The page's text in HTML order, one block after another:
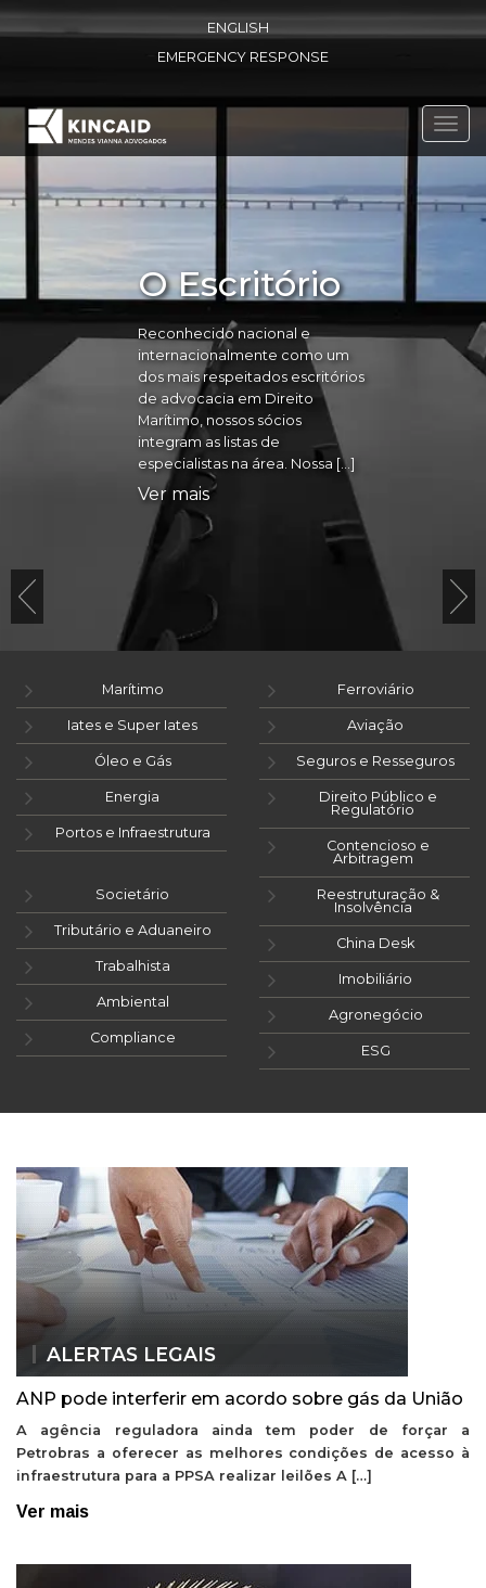
ENGLISH
EMERGENCY RESPONSE
O Escritório
Reconhecido nacional e
internacionalmente como um
dos mais respeitados escritórios
de advocacia em Direito
Marítimo, nossos sócios
integram as listas de
especialistas na área. Nossa […]
Ver mais
Marítimo
Iates e Super Iates
Óleo e Gás
Energia
Portos e Infraestrutura
Ferroviário
Aviação
Seguros e Resseguros
Direito Público e
Regulatório
Contencioso e
Arbitragem
Societário
Tributário e Aduaneiro
Trabalhista
Ambiental
Compliance
Reestruturação &
Insolvência
China Desk
Imobiliário
Agronegócio
ESG
ALERTAS LEGAIS
ANP pode interferir em acordo sobre gás da União
A agência reguladora ainda tem poder de forçar a
Petrobras a oferecer as melhores condições de acesso à
infraestrutura para a PPSA realizar leilões A […]
Ver mais